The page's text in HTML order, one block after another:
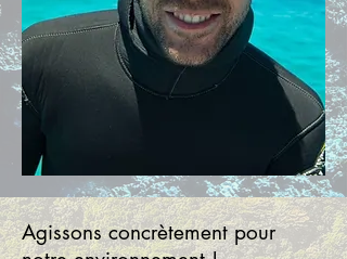
Agissons concrètement pour